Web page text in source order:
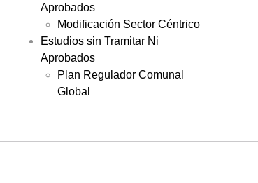
Aprobados
Modificación Sector Céntrico
Estudios sin Tramitar Ni
Aprobados
Plan Regulador Comunal
Global